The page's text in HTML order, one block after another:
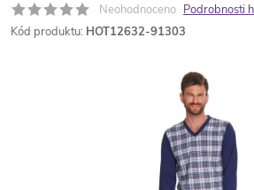
Neohodnoceno Podrobnosti
Kód produktu: HOT12632-91303